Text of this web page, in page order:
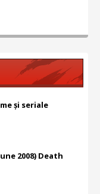
și seriale
2008) Death